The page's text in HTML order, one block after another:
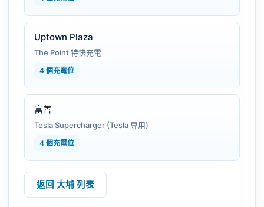
Uptown Plaza
The Point 特快充電
4 個充電位
富善
Tesla Supercharger (Tesla 專用)
4 個充電位
返回 大埔 列表